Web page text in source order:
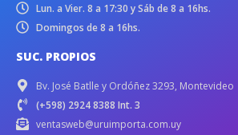
Lun. a Vier. 8 a 17:30 y Sáb de 8 a 16hs.
Domingos de 8 a 16hs.
SUC. PROPIOS
Bv. José Batlle y Ordóñez 3293, Montevideo
(+598) 2924 8388 Int. 3
ventasweb@uruimporta.com.uy